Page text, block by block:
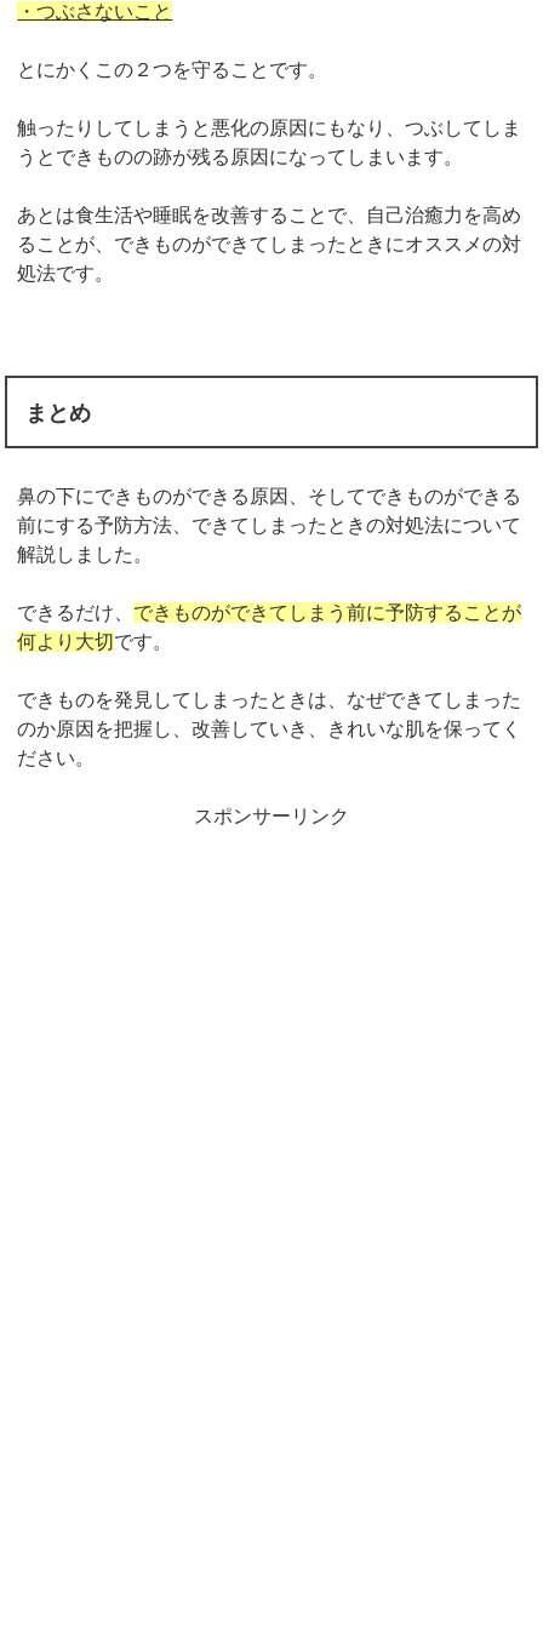
・つぶさないこと
とにかくこの２つを守ることです。
触ったりしてしまうと悪化の原因にもなり、つぶしてしま
うとできものの跡が残る原因になってしまいます。
あとは食生活や睡眠を改善することで、自己治癒力を高め
ることが、できものができてしまったときにオススメの対
処法です。
まとめ
鼻の下にできものができる原因、そしてできものができる
前にする予防方法、できてしまったときの対処法について
解説しました。
できるだけ、 できものができてしまう前に予防することが
何より大切です。
できものを発見してしまったときは、なぜできてしまった
のか原因を把握し、改善していき、きれいな肌を保ってく
ださい。
スポンサーリンク